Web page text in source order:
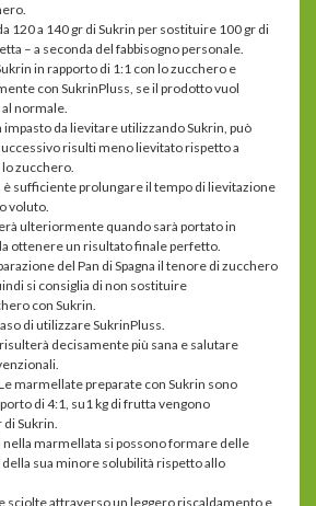
120 a 140 gr di Sukrin per sostituire 100 gr di
– a seconda del fabbisogno personale.
in rapporto di 1:1 con lo zucchero e
con SukrinPluss, se il prodotto vuol
normale.
impasto da lievitare utilizzando Sukrin, può
risulti meno lievitato rispetto a
zucchero.
è sufficiente prolungare il tempo di lievitazione
voluto.
ulteriormente quando sarà portato in
ottenere un risultato finale perfetto.
del Pan di Spagna il tenore di zucchero
si consiglia di non sostituire
con Sukrin.
di utilizzare SukrinPluss.
decisamente più sana e salutare
marmellate preparate con Sukrin sono
di 4:1, su1 kg di frutta vengono
Sukrin.
nella marmellata si possono formare delle
sua minore solubilità rispetto allo
sciolte attraverso un leggero riscaldamento e